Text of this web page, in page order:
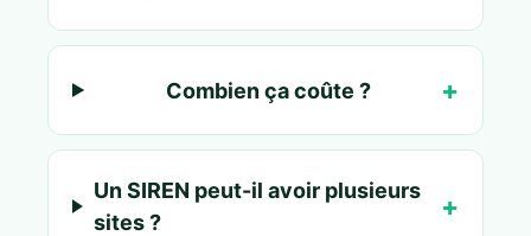
Combien ça coûte ?
Un SIREN peut-il avoir plusieurs
sites ?